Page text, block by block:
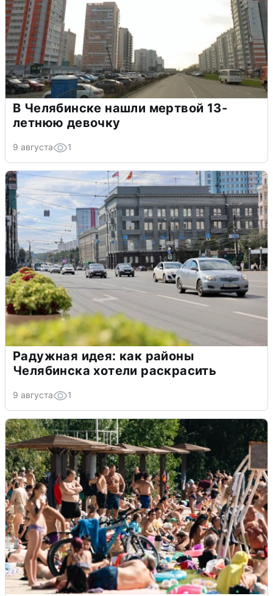
В Челябинске нашли мертвой 13-
летнюю девочку
9 августа 1
Радужная идея: как районы
Челябинска хотели раскрасить
9 августа 1